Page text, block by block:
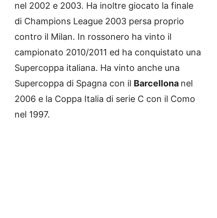
nel 2002 e 2003. Ha inoltre giocato la finale
di Champions League 2003 persa proprio
contro il Milan. In rossonero ha vinto il
campionato 2010/2011 ed ha conquistato una
Supercoppa italiana. Ha vinto anche una
Supercoppa di Spagna con il Barcellona nel
2006 e la Coppa Italia di serie C con il Como
nel 1997.